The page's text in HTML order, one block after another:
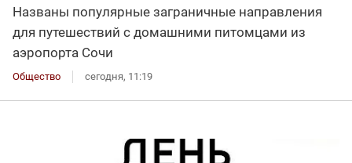
Названы популярные заграничные направления
для путешествий с домашними питомцами из
аэропорта Сочи
Общество сегодня, 11:19